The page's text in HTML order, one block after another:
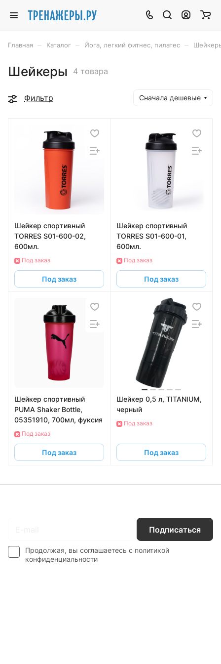
Главная Каталог Йога, легкий фитнес, пилатес
Шейкеры 4 товара
Фильтр Сначала дешевые
Шейкер спортивный
TORRES S01-600-02,
600мл.
Под заказ
Под заказ
Шейкер спортивный
TORRES S01-600-01,
600мл.
Под заказ
Под заказ
Шейкер спортивный
PUMA Shaker Bottle,
05351910, 700мл, фуксия
Под заказ
Под заказ
Шейкер 0,5 л, TITANIUM,
черный
Под заказ
Под заказ
Подписаться
Продолжая, вы соглашаетесь с политикой
конфиденциальности